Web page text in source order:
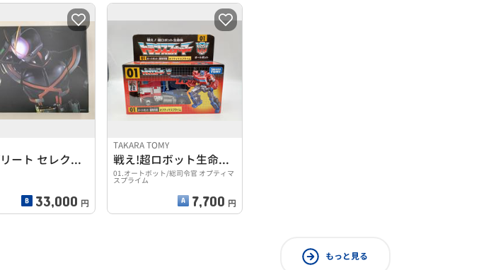
コンプリート セレクション モディフィケーション カイザギア
33,000 円
TAKARA TOMY
戦え!超ロボット生命体 トランスフォーマー
01.オートボット/総司令官 オプティマ
スプライム
7,700 円
もっと見る